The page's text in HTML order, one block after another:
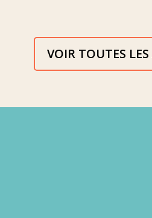
VOIR TOUTES